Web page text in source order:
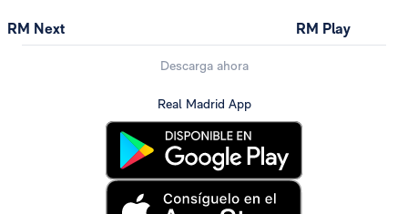
RM Next RM Play
Descarga ahora
Real Madrid App